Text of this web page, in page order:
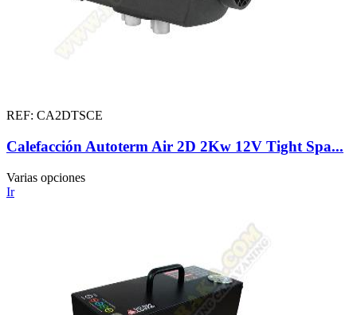
REF: CA2DTSCE
Calefacción Autoterm Air 2D 2Kw 12V Tight Spa...
Varias opciones
Ir